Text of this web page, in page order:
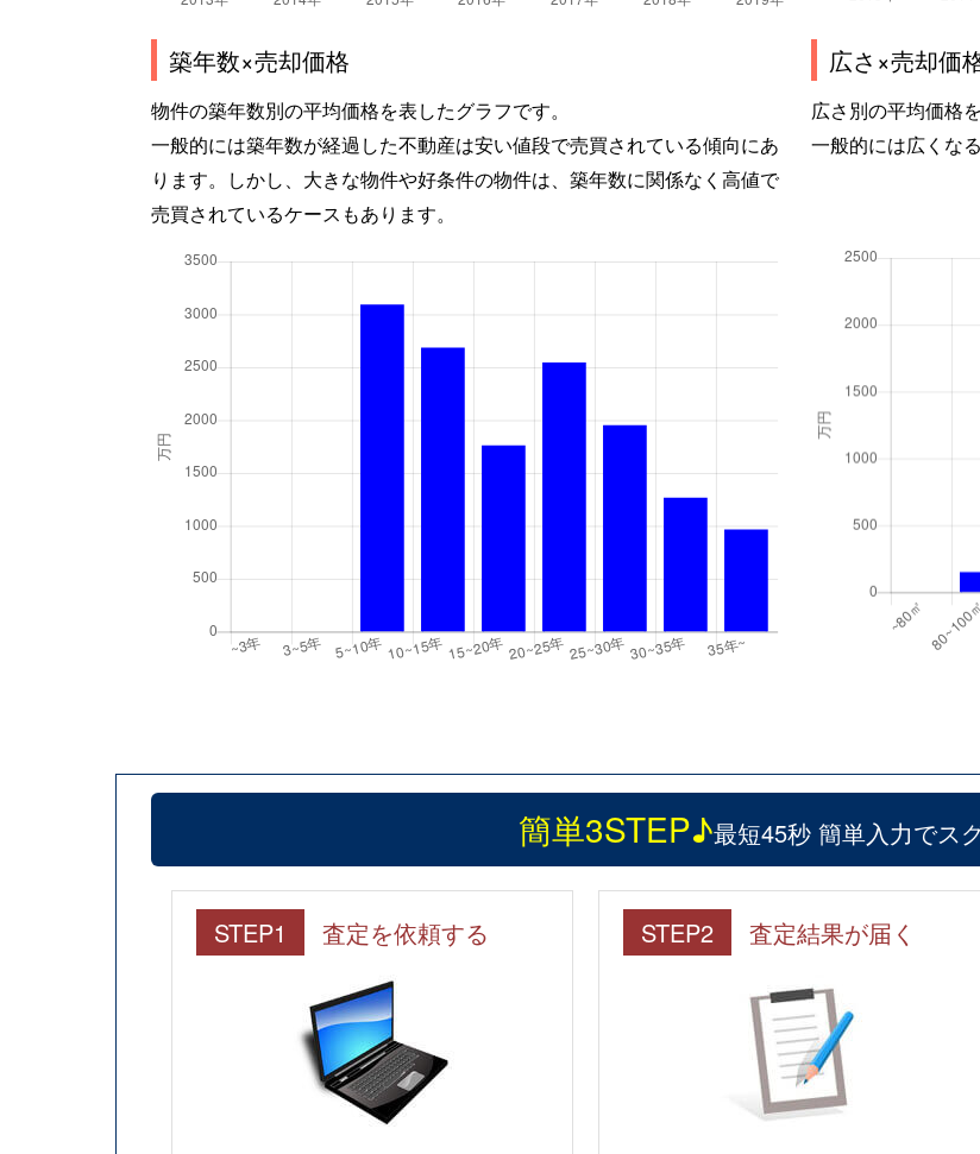
築年数×売却価格
物件の築年数別の平均価格を表したグラフです。
一般的には築年数が経過した不動産は安い値段で売買されている傾向にあ
ります。しかし、大きな物件や好条件の物件は、築年数に関係なく高値で
売買されているケースもあります。
広さ×売却価
広さ別の平均価格
一般的には広くな
簡単3STEP♪最短45秒 簡単入力でス
STEP1 査定を依頼する STEP2 査定結果が届く